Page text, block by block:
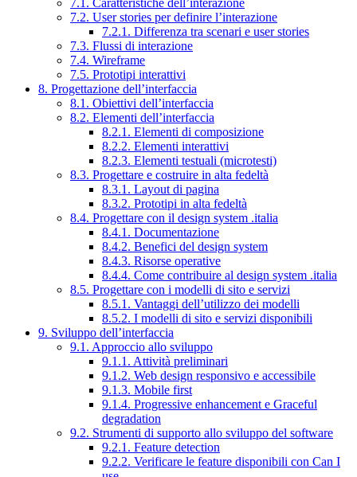
7.1. Caratteristiche dell’interazione
7.2. User stories per definire l’interazione
7.2.1. Differenza tra scenari e user stories
7.3. Flussi di interazione
7.4. Wireframe
7.5. Prototipi interattivi
8. Progettazione dell’interfaccia
8.1. Obiettivi dell’interfaccia
8.2. Elementi dell’interfaccia
8.2.1. Elementi di composizione
8.2.2. Elementi interattivi
8.2.3. Elementi testuali (microtesti)
8.3. Progettare e costruire in alta fedeltà
8.3.1. Layout di pagina
8.3.2. Prototipi in alta fedeltà
8.4. Progettare con il design system .italia
8.4.1. Documentazione
8.4.2. Benefici del design system
8.4.3. Risorse operative
8.4.4. Come contribuire al design system .italia
8.5. Progettare con i modelli di sito e servizi
8.5.1. Vantaggi dell’utilizzo dei modelli
8.5.2. I modelli di sito e servizi disponibili
9. Sviluppo dell’interfaccia
9.1. Approccio allo sviluppo
9.1.1. Attività preliminari
9.1.2. Web design responsivo e accessibile
9.1.3. Mobile first
9.1.4. Progressive enhancement e Graceful
degradation
9.2. Strumenti di supporto allo sviluppo del software
9.2.1. Feature detection
9.2.2. Verificare le feature disponibili con Can I